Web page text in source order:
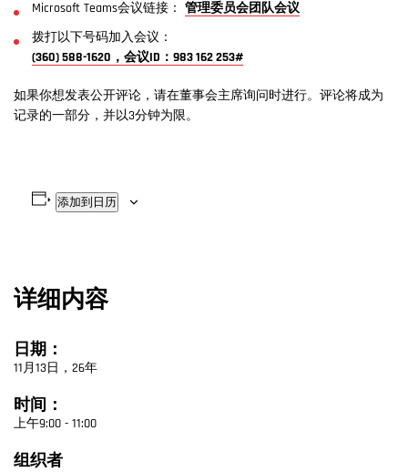
Microsoft Teams会议链接： 管理委员会团队会议
拨打以下号码加入会议：
(360) 588-1620，会议ID：983 162 253#
如果你想发表公开评论，请在董事会主席询问时进行。评论将成为
记录的一部分，并以3分钟为限。
添加到日历
详细内容
日期：
11月13日，26年
时间：
上午9:00 - 11:00
组织者